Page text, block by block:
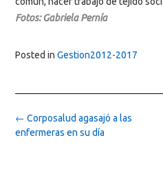
Fotos: Gabriela Pernía
Posted in Gestion2012-2017
Post
navigation
← Corposalud agasajó a las
enfermeras en su día